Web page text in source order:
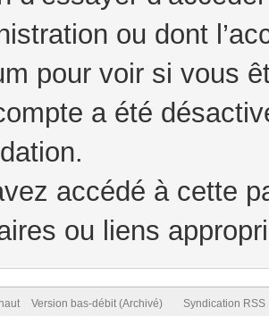
ou dont
pour voir si vous
a été
accédé à cette
ou liens
Version bas-débit (Archivé) Syndication RSS